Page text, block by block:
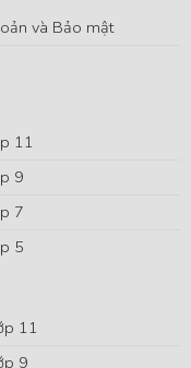
và Bảo mật
11
9
7
5
11
9